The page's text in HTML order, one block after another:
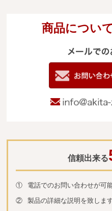
商品につい
信頼出来る
①
電話でのお問い合わせが可
②
製品の詳細な説明を致しま